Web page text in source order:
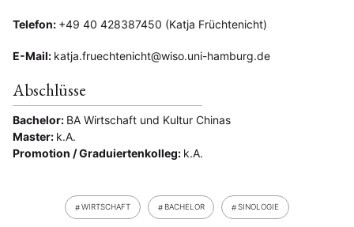
Telefon: +49 40 428387450 (Katja Früchtenicht)
E-Mail: katja.fruechtenicht@wiso.uni-hamburg.de
Abschlüsse
Bachelor: BA Wirtschaft und Kultur Chinas
Master: k.A.
Promotion / Graduiertenkolleg: k.A.
WIRTSCHAFT BACHELOR SINOLOGIE